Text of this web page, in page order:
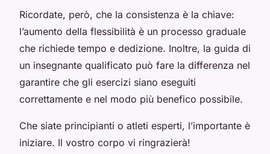
Ricordate, però, che la consistenza è la chiave:
l’aumento della flessibilità è un processo graduale
che richiede tempo e dedizione. Inoltre, la guida di
un insegnante qualificato può fare la differenza nel
garantire che gli esercizi siano eseguiti
correttamente e nel modo più benefico possibile.
Che siate principianti o atleti esperti, l’importante è
iniziare. Il vostro corpo vi ringrazierà!